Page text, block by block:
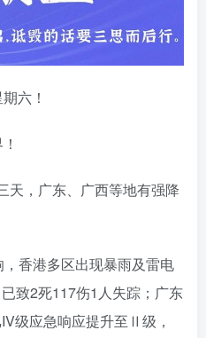
六！
天，广东、广西等地有强降
，香港多区出现暴雨及雷电
致2死117伤1人失踪；广东
级应急响应提升至Ⅱ级，